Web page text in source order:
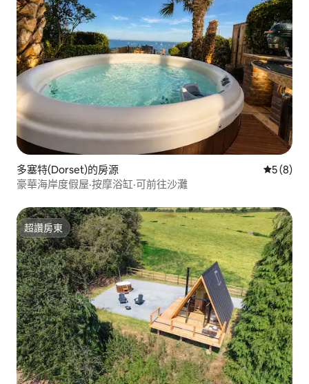
多塞特(Dorset)的房源 從 8 則評
5 (8)
豪華海岸度假屋·按摩浴缸·可前往沙灘
超讚房東
超讚房東